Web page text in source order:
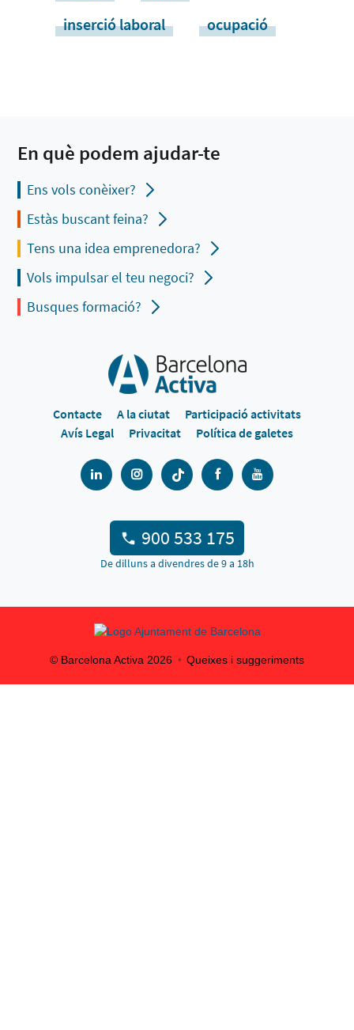
inserció laboral
ocupació
En què podem ajudar-te
Ens vols conèixer?
Estàs buscant feina?
Tens una idea emprenedora?
Vols impulsar el teu negoci?
Busques formació?
Contacte A la ciutat
Participació activitats
Avís Legal
Privacitat Política de galetes
900 533 175
De dilluns a divendres de 9 a 18h
© Barcelona Activa 2026 Queixes i suggeriments